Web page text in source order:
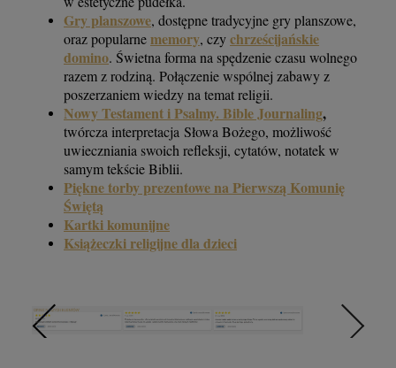
Gry planszowe, dostępne tradycyjne gry planszowe,
oraz popularnememory, czychrześcijańskie
domino. Świetna forma na spędzenie czasu wolnego
razem z rodziną. Połączenie wspólnej zabawy z
poszerzaniem wiedzy na temat religii.
Nowy Testament i Psalmy. Bible Journaling,
twórcza interpretacja Słowa Bożego, możliwość
uwieczniania swoich refleksji, cytatów, notatek w
samym tekście Biblii.
Piękne torby prezentowe na Pierwszą Komunię
Świętą
Kartki komunijne
Książeczki religijne dla dzieci